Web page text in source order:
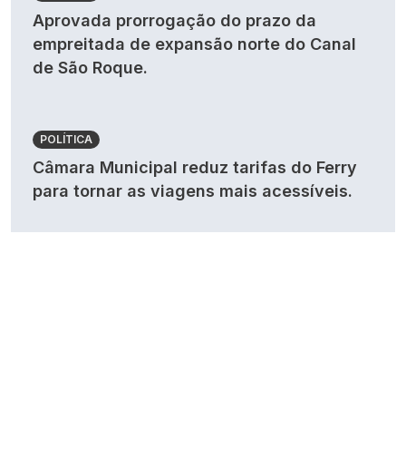
Aprovada prorrogação do prazo da
empreitada de expansão norte do Canal
de São Roque.
POLÍTICA
Câmara Municipal reduz tarifas do Ferry
para tornar as viagens mais acessíveis.